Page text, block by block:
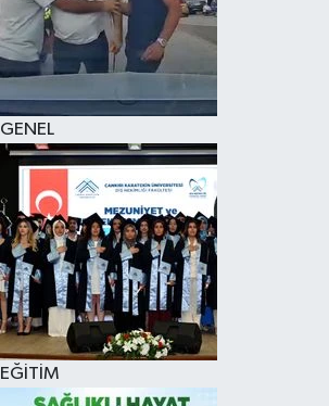
GENEL
EĞİTİM
KÜLTÜR SANAT
SAĞLIK
SİYASET
SPOR
TEKNOLOJİ
VİZYONDAKİLER